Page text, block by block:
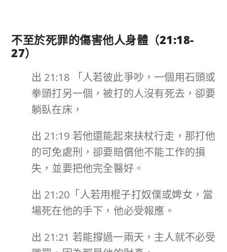
不至於死罪的傷害他人身體（21:18-
27）
出 21:18 「人若彼此爭吵，一個用石頭或
拳頭打另一個，被打的人沒有死去，卻要
躺臥在床，
出 21:19 若他還能起來扶杖行走，那打他
的可免處刑，卻要賠償他不能工作的損
失，並要把他完全醫好。
出 21:20「人若用棍子打奴僕或婢女，當
場死在他的手下，他必受報應。
出 21:21 若能撐過一兩天，主人就不必受